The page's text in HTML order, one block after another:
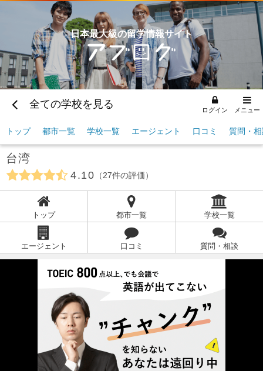
日本最大級の留学情報サイト
全ての学校を見る ログイン メニュー
トップ 都市一覧 学校一覧 エージェント 口コミ 質問・
台湾
4.10 27件の評価
トップ 都市一覧 学校一覧
エージェント 口コミ 質問・相談